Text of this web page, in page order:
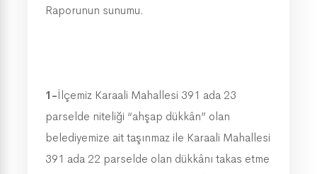
Raporunun sunumu.
1-İlçemiz Karaali Mahallesi 391 ada 23
parselde niteliği “ahşap dükkân” olan
belediyemize ait taşınmaz ile Karaali Mahallesi
391 ada 22 parselde olan dükkânı takas etme